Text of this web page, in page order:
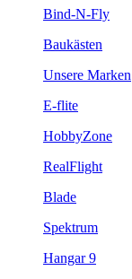
Bind-N-Fly
Baukästen
Unsere Marken
E-flite
HobbyZone
RealFlight
Blade
Spektrum
Hangar 9